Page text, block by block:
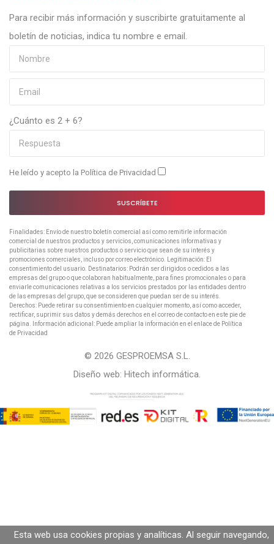
Para recibir más información y suscribirte gratuitamente al
boletín de noticias, indica tu nombre e email.
¿Cuánto es 2 + 6?
He leído y acepto la Política de Privacidad
SUSCRÍBETE
Finalidades: Envío de nuestro boletín comercial así como remitirle información
comercial de nuestros productos y servicios, comunicaciones informativas y
publicitarias sobre nuestros productos o servicio que sean de su interés y
promociones comerciales, incluso por correo electrónico. Legitimación: El
consentimiento del usuario. Destinatarios: Podrán ser dirigidos o cedidos a las
empresas del grupo o que colaboran habitualmente, para fines promocionales o para
enviarle comunicaciones relativas a los servicios prestados por las entidades dentro
de las empresas del grupo, que se consideren que puedan ser de su interés.
Derechos: Puede retirar su consentimiento en cualquier momento, así como acceder,
rectificar, suprimir sus datos y demás derechos en el correo de contacto en este pie de
página. Información adicional: Puede ampliar la información en el enlace de Política
de Privacidad
© 2026 GESPROEMSA S.L.
Diseño web: Hitech informática.
Esta web usa cookies propias y analíticas. Al seguir navegando,